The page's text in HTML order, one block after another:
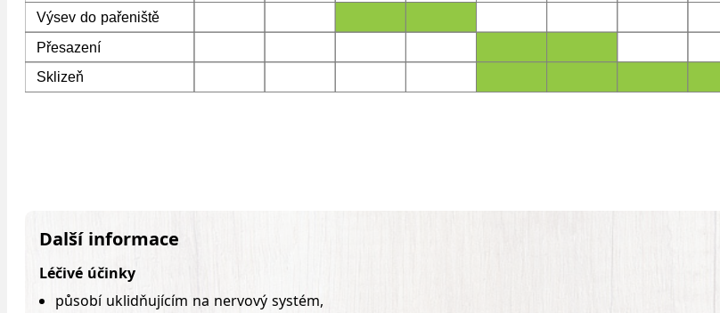
Výsev do pařeniště
Přesazení
Sklizeň
Další informace
Léčivé účinky
působí uklidňujícím na nervový systém,